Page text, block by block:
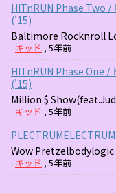
HITnRUN Phase Two /
('15)
Baltimore Rocknroll
: キッド , 5年前
HITnRUN Phase One /
('15)
Million $
: キッド , 5年前
Wow
: キッド , 5年前